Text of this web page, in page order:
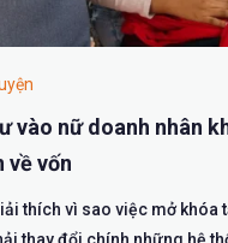
vào nữ doanh nhân
về vốn
thích vì sao việc mở khóa